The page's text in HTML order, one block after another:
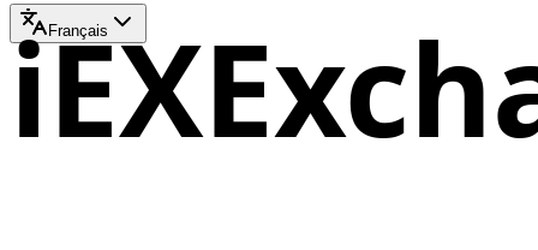
Français